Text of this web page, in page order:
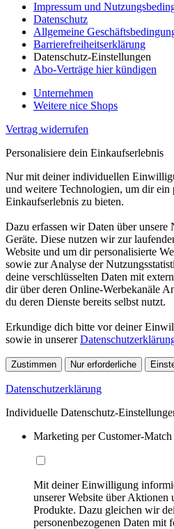
Impressum und
Datenschutz
Allgemeine
Barrierefreiheitserklärung
Datenschutz-Einstellungen
Abo-Verträge hier kündigen
Unternehmen
Weitere nice Shops
Vertrag widerrufen
Personalisiere dein Einkaufserlebnis
Nur mit deiner individuellen
und weitere Technologien, um dir ein
Einkaufserlebnis zu bieten.
Dazu erfassen wir Daten über unsere
Geräte. Diese nutzen wir zur
Website und um dir personalisierte
sowie zur Analyse der
deine verschlüsselten Daten mit
dir über deren Online-Werbekanäle
du deren Dienste bereits selbst nutzt.
Erkundige dich bitte vor deiner
sowie in unserer
Zustimmen Nur erforderliche
Datenschutzerklärung
Individuelle Datenschutz-
Marketing per Customer-Match
Mit deiner Einwilligung
unserer Website über Aktionen
Produkte. Dazu gleichen wir
personenbezogenen Daten mit